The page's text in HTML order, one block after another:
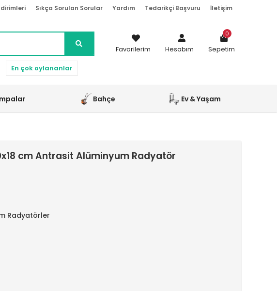
Sıkça Sorulan Sorular Yardım Tedarikçi Başvuru İletişim
En çok oylananlar
Favorilerim Hesabım Sepetim
0
Bahçe Ev & Yaşam
cm Antrasit Alüminyum Radyatör
Radyatörler